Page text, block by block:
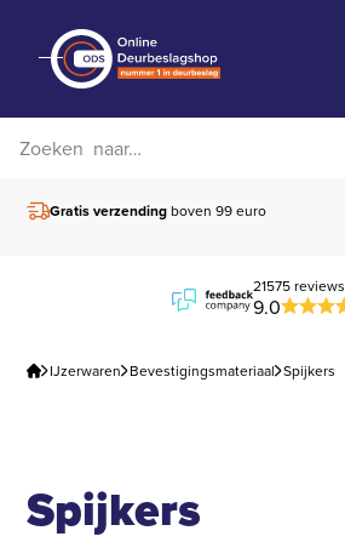
Gratis verzendingboven 99 euro
21575 reviews
9.0
IJzerwaren Bevestigingsmateriaal Spijkers
Spijkers